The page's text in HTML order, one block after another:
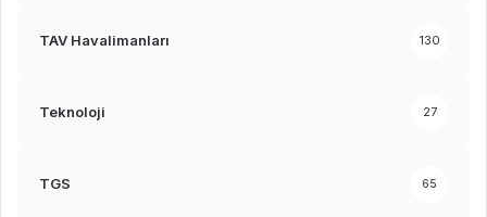
TAV Havalimanları 130
Teknoloji 27
TGS 65